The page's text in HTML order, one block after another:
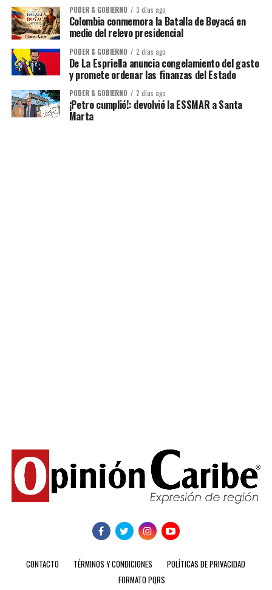
PODER & GOBIERNO 3 días ago
Colombia conmemora la Batalla de Boyacá en
medio del relevo presidencial
PODER & GOBIERNO 2 días ago
De La Espriella anuncia congelamiento del gasto
y promete ordenar las finanzas del Estado
PODER & GOBIERNO 2 días ago
¡Petro cumplió!: devolvió la ESSMAR a Santa
Marta
CONTACTO TÉRMINOS Y CONDICIONES
POLÍTICAS DE PRIVACIDAD
FORMATO PQRS